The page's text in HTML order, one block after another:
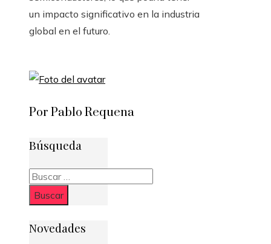
un impacto significativo en la industria
global en el futuro.
Por Pablo Requena
Búsqueda
Buscar:
Novedades